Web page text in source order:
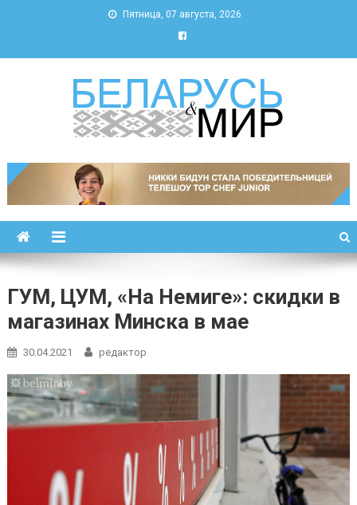
Пятница, 07 августа, 2026
Беларусь и мир
ГУМ, ЦУМ, «На Немиге»: скидки в
магазинах Минска в мае
30.04.2021 редактор